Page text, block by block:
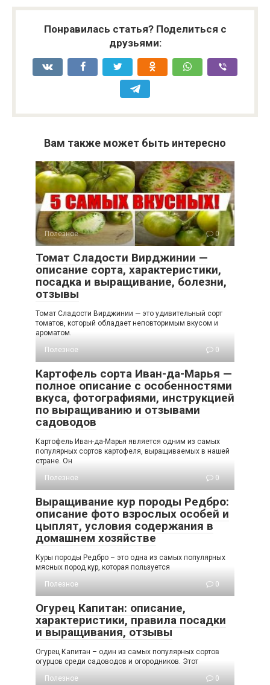
Понравилась статья? Поделиться с
друзьями:
Вам также может быть интересно
Полезное 0
Томат Сладости Вирджинии —
описание сорта, характеристики,
посадка и выращивание, болезни,
отзывы
Томат Сладости Вирджинии — это удивительный сорт
томатов, который обладает неповторимым вкусом и
ароматом.
Полезное
0
Картофель сорта Иван-да-Марья —
полное описание с особенностями
вкуса, фотографиями, инструкцией
по выращиванию и отзывами
садоводов
Картофель Иван-да-Марья является одним из самых
популярных сортов картофеля, выращиваемых в нашей
стране. Он
Полезное
0
Выращивание кур породы Редбро:
описание фото взрослых особей и
цыплят, условия содержания в
домашнем хозяйстве
Куры породы Редбро – это одна из самых популярных
мясных пород кур, которая пользуется
Полезное
0
Огурец Капитан: описание,
характеристики, правила посадки
и выращивания, отзывы
Огурец Капитан – один из самых популярных сортов
огурцов среди садоводов и огородников. Этот
Полезное
0